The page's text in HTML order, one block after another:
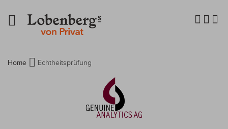
Navigation
umschalten
Home Echtheitsprüfung